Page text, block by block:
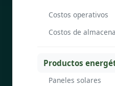
Costos operativos
Costos de
Productos
Paneles solares